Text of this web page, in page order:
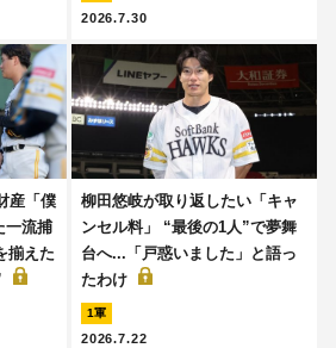
2026.7.30
産「僕
一流捕
揃えた
柳田悠岐が取り返したい「キャ
ンセル料」 “最後の1人”で夢舞
台へ...「戸惑いました」と語っ
たわけ
1軍
2026.7.22